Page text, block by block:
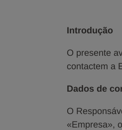
Introdução
O presente
contactem a
Dados de
O
«Empresa»,